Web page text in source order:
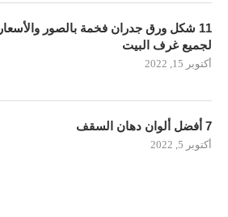
11 شكل ورق جدران فخمة بالصور والأسعار
لجميع غرف البيت
أكتوبر 15, 2022
7 أفضل ألوان دهان السقف
أكتوبر 5, 2022